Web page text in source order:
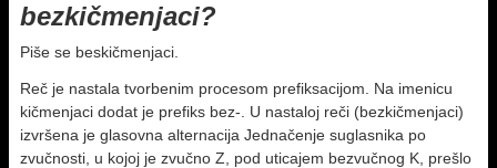
bezkičmenjaci?
Piše se beskičmenjaci.
Reč je nastala tvorbenim procesom prefiksacijom. Na imenicu
kičmenjaci dodat je prefiks bez-. U nastaloj reči (bezkičmenjaci)
izvršena je glasovna alternacija Jednačenje suglasnika po
zvučnosti, u kojoj je zvučno Z, pod uticajem bezvučnog K, prešlo